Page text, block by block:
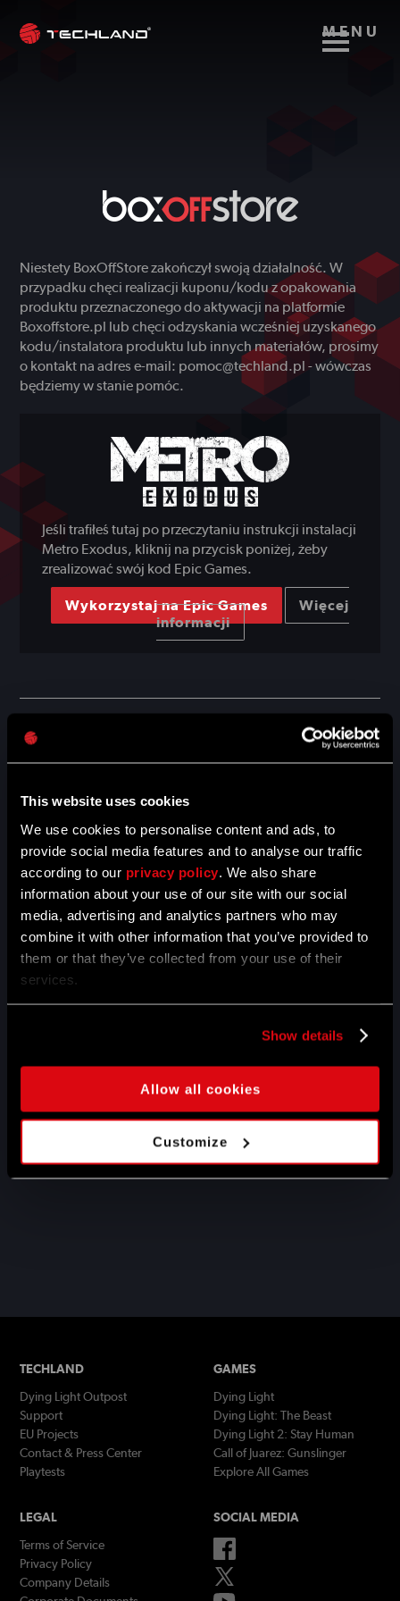
This website uses cookies
We use cookies to personalise content and ads, to
provide social media features and to analyse our traffic
according to our privacy policy . We also share
information about your use of our site with our social
media, advertising and analytics partners who may
combine it with other information that you’ve provided to
them or that they’ve collected from your use of their
services.
Show details
Allow all cookies
Customize
MENU
Niestety BoxOffStore zakończył swoją działalność. W
przypadku chęci realizacji kuponu/kodu z opakowania
produktu przeznaczonego do aktywacji na platformie
Boxoffstore.pl lub chęci odzyskania wcześniej uzyskanego
kodu/instalatora produktu lub innych materiałów, prosimy
o kontakt na adres e-mail: pomoc@techland.pl - wówczas
będziemy w stanie pomóc.
Jeśli trafiłeś tutaj po przeczytaniu instrukcji instalacji
Metro Exodus, kliknij na przycisk poniżej, żeby
zrealizować swój kod Epic Games.
Wykorzystaj na Epic Games
Więcej
informacji
Unfortunately, BoxOffStore has ended its activity. If you
packaging to be activated on the Boxoffstore.pl platform or
installer or other materials, please contact us at the
following e-mail address: pomoc@techland.pl - we will
then be able to help.
instructions Metro: Exodus, click below to redeem
Redeem on Epic Games
details
TECHLAND
Dying Light Outpost
Support
EU Projects
Contact & Press Center
Playtests
GAMES
Dying Light
Dying Light: The Beast
Dying Light 2: Stay Human
Call of Juarez: Gunslinger
Explore All Games
LEGAL
Terms of Service
Privacy Policy
Company Details
SOCIAL MEDIA